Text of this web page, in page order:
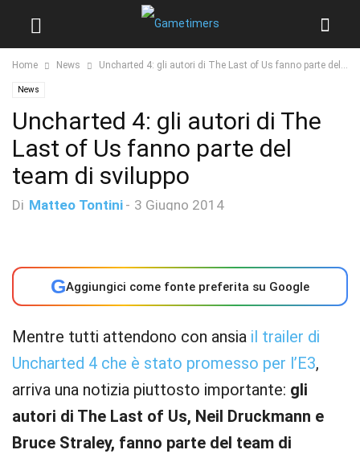
Home News Uncharted 4: gli autori di The Last of Us fanno parte del...
News
Uncharted 4: gli autori di The
Last of Us fanno parte del
team di sviluppo
Di Matteo Tontini - 3 Giugno 2014
GAggiungici come fonte preferita su Google
Mentre tutti attendono con ansia il trailer di
Uncharted 4 che è stato promesso per l’E3,
arriva una notizia piuttosto importante: gli
autori di The Last of Us, Neil Druckmann e
Bruce Straley, fanno parte del team di